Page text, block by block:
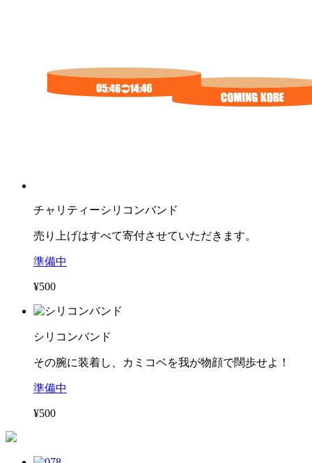
チャリティーシリコンバンド
売り上げはすべて寄付させていただきます。
準備中
¥500
シリコンバンド
その腕に装着し、カミコベを我が物顔で闊歩せよ！
準備中
¥500